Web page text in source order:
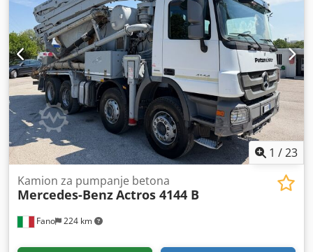
1 /23
Fano 224 km
Kamion za pumpanje betona
Mercedes-BenzActros 4144 B